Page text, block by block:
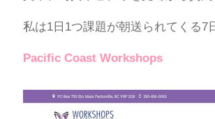
私は1日1つ課題が朝送られてくる7
Pacific Coast Workshops